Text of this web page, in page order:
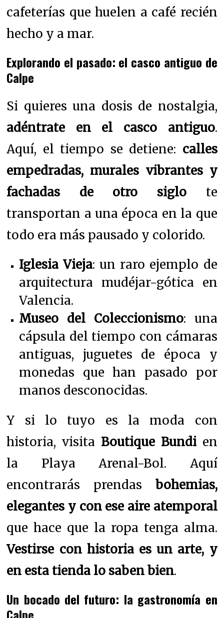
cafeterías que huelen a café recién
hecho y a mar.
Explorando el pasado: el casco antiguo de
Calpe
Si quieres una dosis de nostalgia,
adéntrate en el casco antiguo.
Aquí, el tiempo se detiene: calles
empedradas, murales vibrantes y
fachadas de otro siglo te
transportan a una época en la que
todo era más pausado y colorido.
Iglesia Vieja: un raro ejemplo de
arquitectura mudéjar-gótica en
Valencia.
Museo del Coleccionismo: una
cápsula del tiempo con cámaras
antiguas, juguetes de época y
monedas que han pasado por
manos desconocidas.
Y si lo tuyo es la moda con
historia, visita Boutique Bundien
la Playa Arenal-Bol. Aquí
encontrarás prendas bohemias,
elegantes y con ese aire atemporal
que hace que la ropa tenga alma.
Vestirse con historia es un arte, y
en esta tienda lo saben bien.
Un bocado del futuro: la gastronomía en